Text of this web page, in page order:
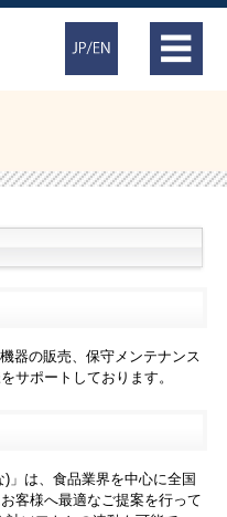
器の販売、保守メンテナンス
サポートしております。
」は、食品業界を中心に全国
客様へ最適なご提案を行って